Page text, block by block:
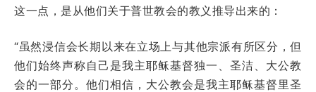
这一点，是从他们关于普世教会的教义推导出来的：
“虽然浸信会长期以来在立场上与其他宗派有所区分，但
他们始终声称自己是我主耶稣基督独一、圣洁、大公教
会的一部分。他们相信，大公教会是我主耶稣基督里圣